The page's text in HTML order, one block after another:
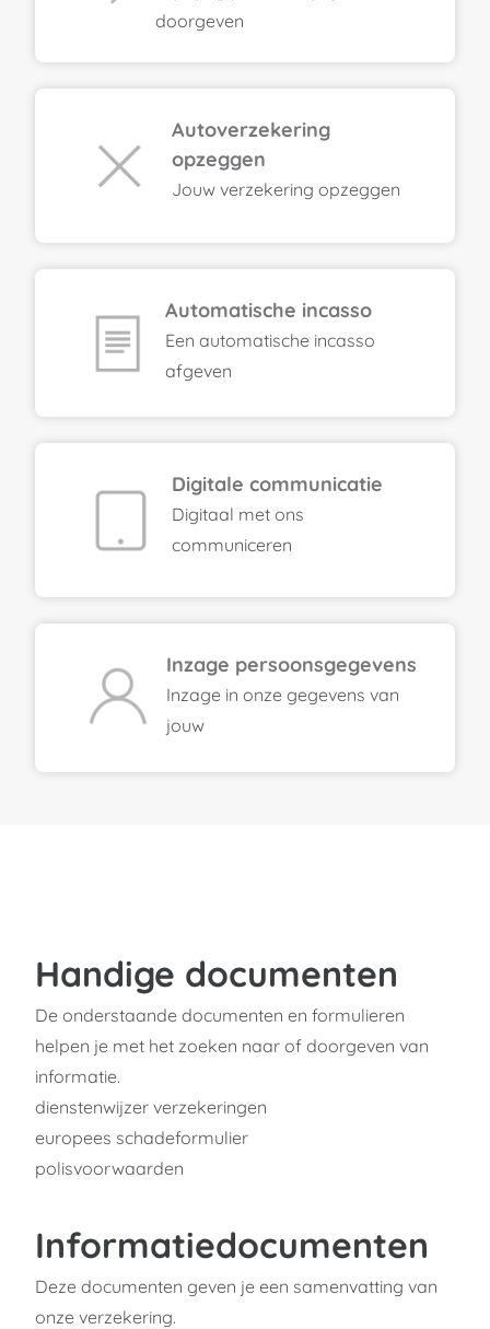
doorgeven
Autoverzekering
opzeggen
Jouw verzekering opzeggen
Automatische incasso
Een automatische incasso
afgeven
Digitale communicatie
Digitaal met ons
communiceren
Inzage persoonsgegevens
Inzage in onze gegevens van
jouw
Handige documenten
De onderstaande documenten en formulieren
helpen je met het zoeken naar of doorgeven van
informatie.
dienstenwijzer verzekeringen
europees schadeformulier
polisvoorwaarden
Informatiedocumenten
Deze documenten geven je een samenvatting van
onze verzekering.